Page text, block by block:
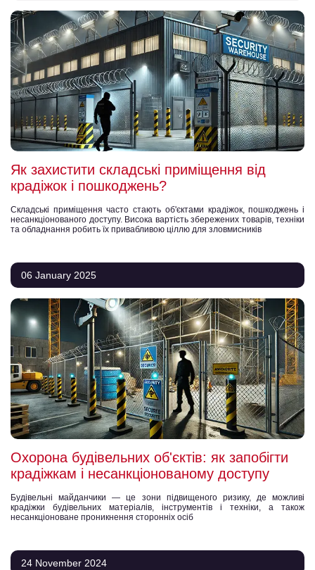
Як захистити складські приміщення від
крадіжок і пошкоджень?
Складські приміщення часто стають об'єктами крадіжок, пошкоджень і
несанкціонованого доступу. Висока вартість збережених товарів, техніки
та обладнання робить їх привабливою ціллю для зловмисників
06 January 2025
Охорона будівельних об'єктів: як запобігти
крадіжкам і несанкціонованому доступу
Будівельні майданчики — це зони підвищеного ризику, де можливі
крадіжки будівельних матеріалів, інструментів і техніки, а також
несанкціоноване проникнення сторонніх осіб
24 November 2024